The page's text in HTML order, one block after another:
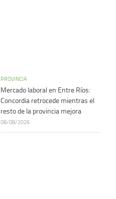
PROVINCIA
Mercado laboral en Entre Ríos:
Concordia retrocede mientras el
resto de la provincia mejora
08/08/2026